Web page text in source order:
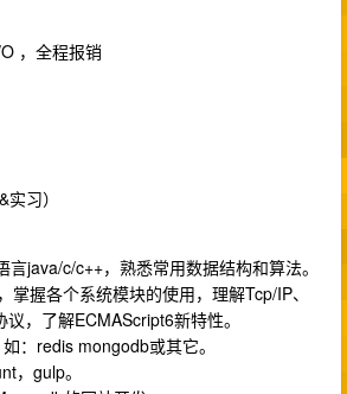
，全程报销
习）
java/c/c++，熟悉常用数据结构和算法。
掌握各个系统模块的使用，理解Tcp/IP、
，了解ECMAScript6新特性。
：redis mongodb或其它。
，gulp。